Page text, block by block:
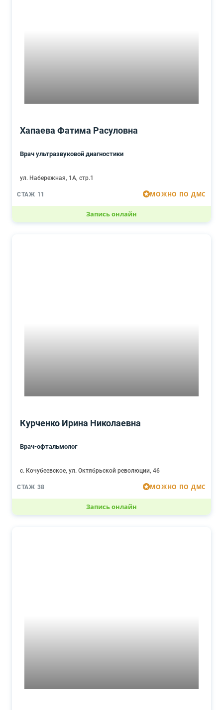
Хапаева Фатима Расуловна
Врач ультразвуковой диагностики
ул. Набережная, 1А, стр.1
СТАЖ 11 МОЖНО ПО ДМС
Запись онлайн
Курченко Ирина Николаевна
Врач-офтальмолог
с. Кочубеевское, ул. Октябрьской революции, 46
СТАЖ 38 МОЖНО ПО ДМС
Запись онлайн